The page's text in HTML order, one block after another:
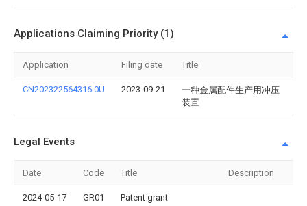
Applications Claiming Priority (1)
Application Filing date Title
CN202322564316.0U 2023-09-21
一种金属配件生产用冲压
装置
Legal Events
Date Code Title Description
2024-05-17 GR01 Patent grant